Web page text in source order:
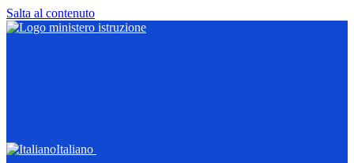
Salta al contenuto
Italiano